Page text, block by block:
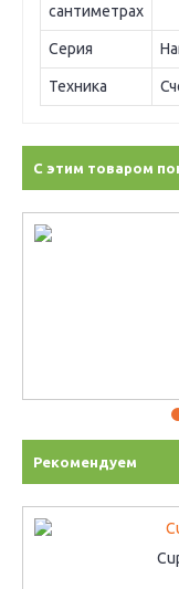
сантиметрах
Серия
Техника
С этим товаром
Рекомендуем